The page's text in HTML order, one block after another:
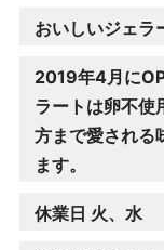
おいしいジェラ
2019年4月に
ラートは卵不使
方まで愛される
ます。
休業日 火、水